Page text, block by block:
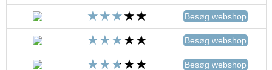
Besøg webshop
Besøg webshop
Besøg webshop